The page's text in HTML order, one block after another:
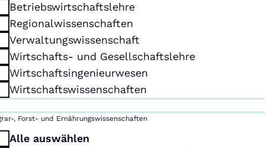
Betriebswirtschaftslehre
Regionalwissenschaften
Verwaltungswissenschaft
Wirtschafts- und Gesellschaftslehre
Wirtschaftsingenieurwesen
Wirtschaftswissenschaften
, Forst- und Ernährungswissenschaften
Alle auswählen